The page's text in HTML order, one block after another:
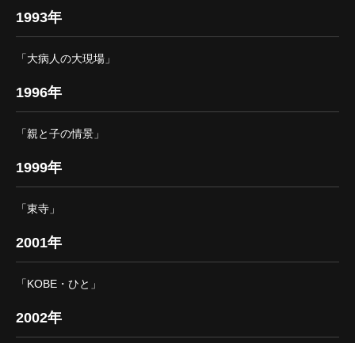
1993年
「大病人の大現場」
1996年
「親と子の情景」
1999年
「東寺」
2001年
「KOBE・ひと」
2002年